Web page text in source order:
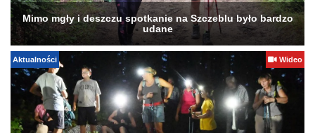
Mimo mgły i deszczu spotkanie na Szczeblu było bardzo
udane
Aktualności Wideo